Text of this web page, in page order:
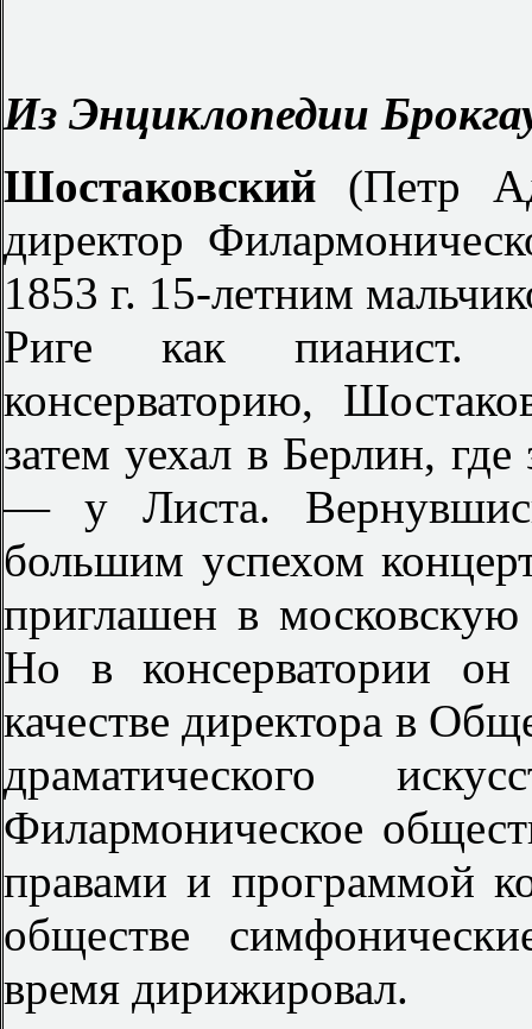
Из Энциклопедии
Шостаковский (Петр
директор
1853 г. 15-летним
Риге как пианист.
консерваторию,
затем уехал в Берлин,
— у Листа.
большим успехом
приглашен в московскую
Но в консерватории
качестве директора в
драматического
Филармоническое
правами и программой
обществе
время дирижировал.